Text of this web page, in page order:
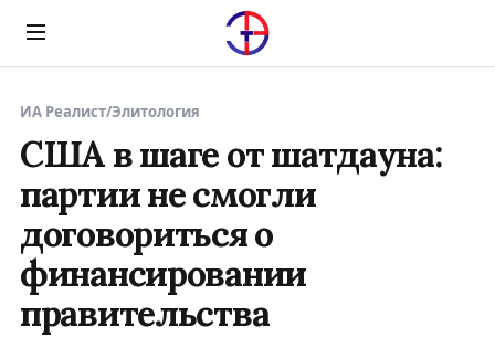
Menu
ИА Реалист/Элитология
США в шаге от шатдауна:
партии не смогли
договориться о
финансировании
правительства